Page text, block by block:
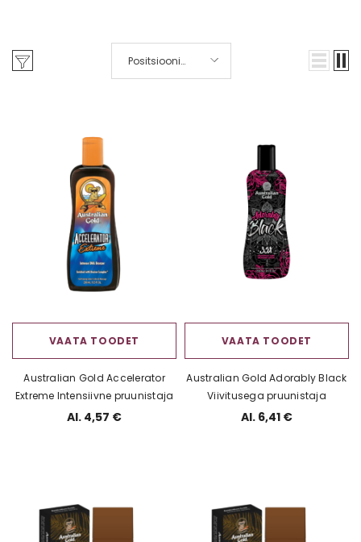
Positsiooni
VAATA TOODET
Australian Gold Accelerator
Extreme Intensiivne pruunistaja
Al. 4,57 €
VAATA TOODET
Australian Gold Adorably Black
Viivitusega pruunistaja
Al. 6,41 €